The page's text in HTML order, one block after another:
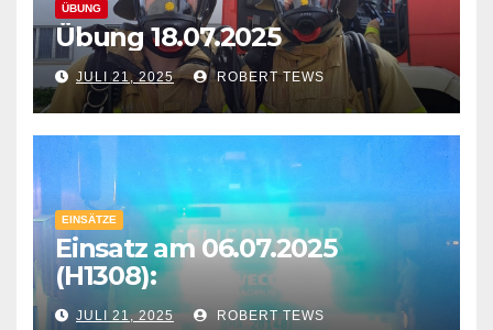
ÜBUNG
Übung 18.07.2025
JULI 21, 2025 ROBERT TEWS
EINSÄTZE
Einsatz am 06.07.2025
(H1308):
JULI 21, 2025 ROBERT TEWS